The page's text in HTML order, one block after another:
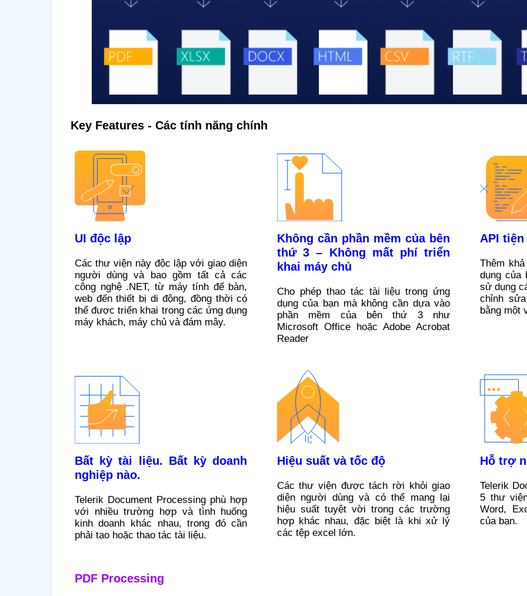
Key Features - Các tính năng chính
UI độc lập
Các thư viện này độc lập với giao diện
người dùng và bao gồm tất cả các
công nghệ .NET, từ máy tính để bàn,
web đến thiết bị di động, đồng thời có
thể được triển khai trong các ứng dụng
máy khách, máy chủ và đám mây.
Không cần phần mềm của bên
thứ 3 – Không mất phí triển
khai máy chủ
Cho phép thao tác tài liệu trong ứng
dụng của bạn mà không cần dựa vào
phần mềm của bên thứ 3 như
Microsoft Office hoặc Adobe Acrobat
Reader
API
Thêm
dụng của
sử dụng
chỉnh
bằng một
Bất kỳ tài liệu. Bất kỳ doanh
nghiệp nào.
Telerik Document Processing phù hợp
với nhiều trường hợp và tình huống
kinh doanh khác nhau, trong đó cần
phải tạo hoặc thao tác tài liệu.
Hiệu suất và tốc độ
Các thư viện được tách rời khỏi giao
diện người dùng và có thể mang lại
hiệu suất tuyệt vời trong các trường
hợp khác nhau, đặc biệt là khi xử lý
các tệp excel lớn.
Hỗ trợ
Telerik
5 thư
Word,
của bạn.
PDF Processing